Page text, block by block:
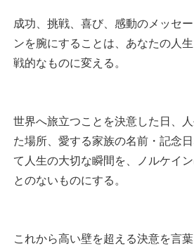
成功、挑戦、喜び、感動のメッセ
ンを腕にすることは、あなたの人
戦的なものに変える。
世界へ旅立つことを決意した日、
た場所、愛する家族の名前・記念
て人生の大切な瞬間を、ノルケイ
とのないものにする。
これから高い壁を超える決意を言葉